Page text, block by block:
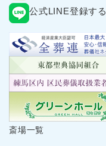
2025年1月
2024年12月
2024年11月
2024年10月
2024年9月
2024年8月
2024年7月
2024年6月
公式LINE登録する
斎場一覧